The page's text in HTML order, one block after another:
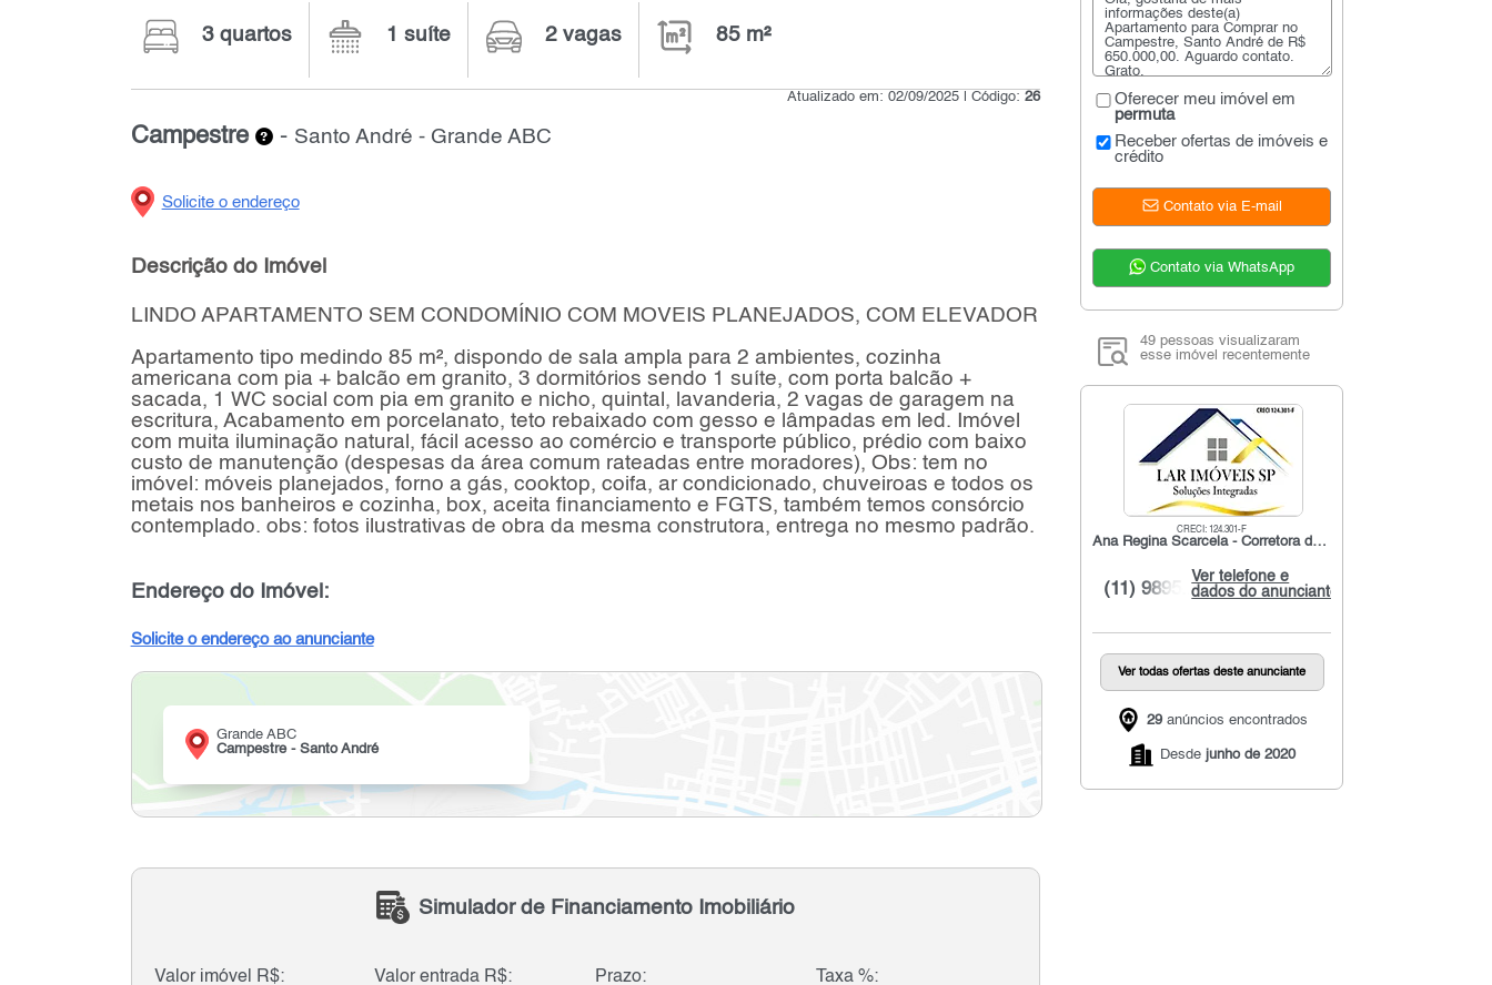
3 quartos 1 suíte 2 vagas 85 m²
Atualizado em: 02/09/2025 | Código:26
Campestre - Santo André - Grande ABC
Solicite o endereço
Descrição do Imóvel
LINDO APARTAMENTO SEM CONDOMÍNIO COM MOVEIS PLANEJADOS, COM ELEVADOR
Apartamento tipo medindo 85 m², dispondo de sala ampla para 2 ambientes, cozinha
americana com pia + balcão em granito, 3 dormitórios sendo 1 suíte, com porta balcão +
sacada, 1 WC social com pia em granito e nicho, quintal, lavanderia, 2 vagas de garagem na
escritura, Acabamento em porcelanato, teto rebaixado com gesso e lâmpadas em led. Imóvel
com muita iluminação natural, fácil acesso ao comércio e transporte público, prédio com baixo
custo de manutenção (despesas da área comum rateadas entre moradores), Obs: tem no
imóvel: móveis planejados, forno a gás, cooktop, coifa, ar condicionado, chuveiroas e todos os
metais nos banheiros e cozinha, box, aceita financiamento e FGTS, também temos consórcio
contemplado. obs: fotos ilustrativas de obra da mesma construtora, entrega no mesmo padrão.
Endereço do Imóvel:
Solicite o endereço ao anunciante
Grande ABC
Campestre - Santo André
Simulador de Financiamento Imobiliário
Valor imóvel R$: Valor entrada R$: Prazo: Taxa %:
Oferecer meu imóvel em
permuta
Receber ofertas de imóveis e
crédito
Contato via E-mail
Contato via WhatsApp
49 pessoas visualizaram
esse imóvel recentemente
CRECI: 124.301-F
Ana Regina Scarcela - Corretora de Imóveis
Ver telefone e
dados do anunciante
(11) 9895...
Ver todas ofertas deste anunciante
29 anúncios encontrados
Desde junho de 2020